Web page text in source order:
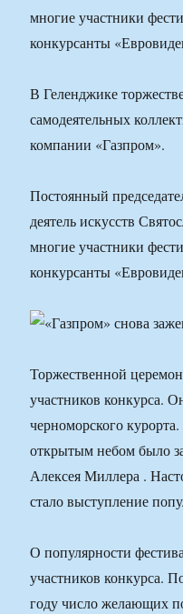
многие участники
конкурсанты
В Геленджике
самодеятельных
компании «Газпром».
Постоянный
деятель искусств
многие участники
конкурсанты
Торжественной
участников конкурса.
черноморского
открытым небом было
Алексея Миллера .
стало выступление
О популярности
участников конкурса.
году число желающих